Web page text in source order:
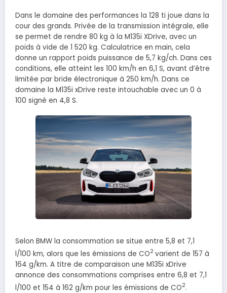
Dans le domaine des performances la 128 ti joue dans la
cour des grands. Privée de la transmission intégrale, elle
se permet de rendre 80 kg à la M135i XDrive, avec un
poids à vide de 1 520 kg. Calculatrice en main, cela
donne un rapport poids puissance de 5,7 kg/ch. Dans ces
conditions, elle atteint les 100 km/h en 6,1 S, avant d’être
limitée par bride électronique à 250 km/h. Dans ce
domaine la M135i xDrive reste intouchable avec un 0 à
100 signé en 4,8 S.
Selon BMW la consommation se situe entre 5,8 et 7,1
l/100 km, alors que les émissions de CO2varient de 157 à
164 g/km. A titre de comparaison une M135i xDrive
annonce des consommations comprises entre 6,8 et 7,1
l/100 et 154 à 162 g/km pour les émissions de CO2.